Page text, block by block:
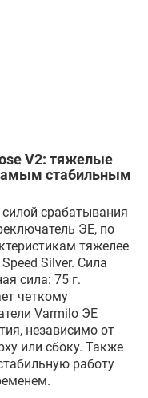
V2: тяжелые
стабильным
срабатывания
ЭЕ, по
тяжелее
Silver. Сила
сила: 75 г.
четкому
Varmilo ЭЕ
независимо от
или сбоку. Также
работу